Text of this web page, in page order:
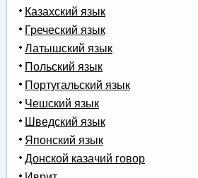
Казахский язык
Греческий язык
Латышский язык
Польский язык
Португальский язык
Чешский язык
Шведский язык
Японский язык
Донской казачий говор